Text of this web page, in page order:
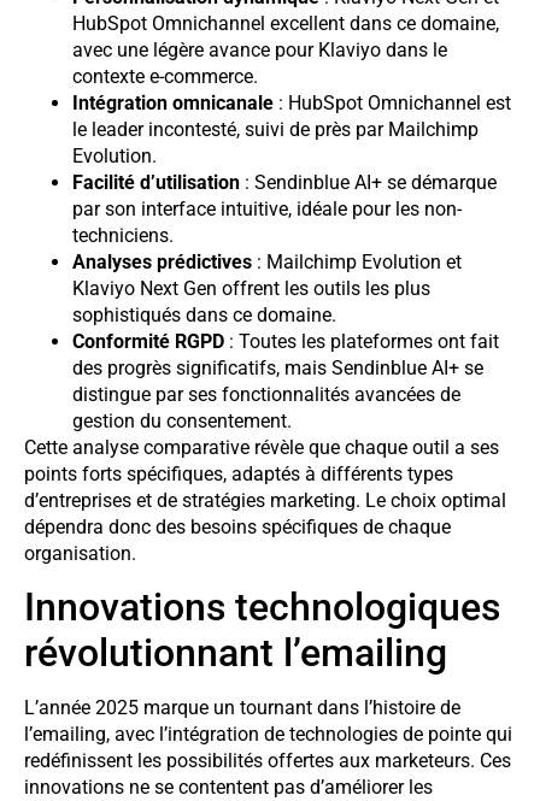
HubSpot Omnichannel excellent dans ce domaine,
avec une légère avance pour Klaviyo dans le
contexte e-commerce.
Intégration omnicanale : HubSpot Omnichannel est
le leader incontesté, suivi de près par Mailchimp
Evolution.
Facilité d’utilisation : Sendinblue AI+ se démarque
par son interface intuitive, idéale pour les non-
techniciens.
Analyses prédictives : Mailchimp Evolution et
Klaviyo Next Gen offrent les outils les plus
sophistiqués dans ce domaine.
Conformité RGPD : Toutes les plateformes ont fait
des progrès significatifs, mais Sendinblue AI+ se
distingue par ses fonctionnalités avancées de
gestion du consentement.
Cette analyse comparative révèle que chaque outil a ses
points forts spécifiques, adaptés à différents types
d’entreprises et de stratégies marketing. Le choix optimal
dépendra donc des besoins spécifiques de chaque
organisation.
Innovations technologiques
révolutionnant l’emailing
L’année 2025 marque un tournant dans l’histoire de
l’emailing, avec l’intégration de technologies de pointe qui
redéfinissent les possibilités offertes aux marketeurs. Ces
innovations ne se contentent pas d’améliorer les